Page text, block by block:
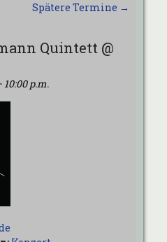
Spätere Termine →
Quintett @
10:00 p.m.